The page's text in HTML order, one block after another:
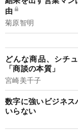
由
菊原智明
どんな商品、シチ
「商談の本質」
宮崎美千子
数字に強いビジネ
いらない